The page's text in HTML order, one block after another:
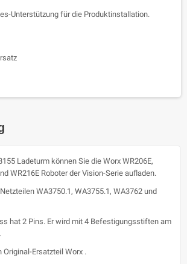
Unterstützung für die Produktinstallation.
Ladeturm können Sie die Worx WR206E,
WR216E Roboter der Vision-Serie aufladen.
WA3750.1, WA3755.1, WA3762 und
hat 2 Pins. Er wird mit 4 Befestigungsstiften am
Original-Ersatzteil Worx .